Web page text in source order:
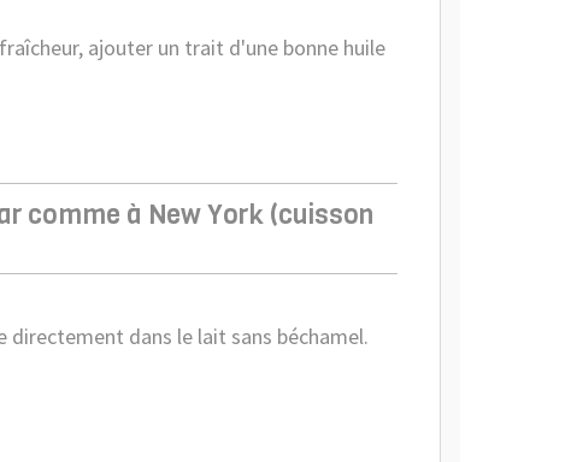
ajouter un trait d'une bonne huile
comme à New York (cuisson
directement dans le lait sans béchamel.